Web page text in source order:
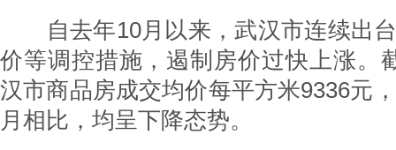
自去年10月以来，武汉市连续出台
价等调控措施，遏制房价过快上涨。
汉市商品房成交均价每平方米9336元
月相比，均呈下降态势。